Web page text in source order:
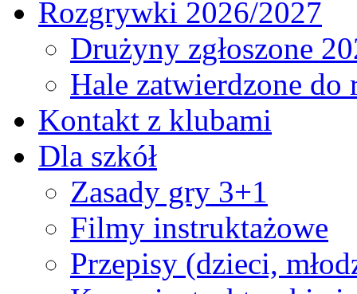
Rozgrywki 2026/2027
Drużyny zgłoszone
Hale zatwierdzone
Kontakt z klubami
Dla szkół
Zasady gry 3+1
Filmy instruktażowe
Przepisy (dzieci,